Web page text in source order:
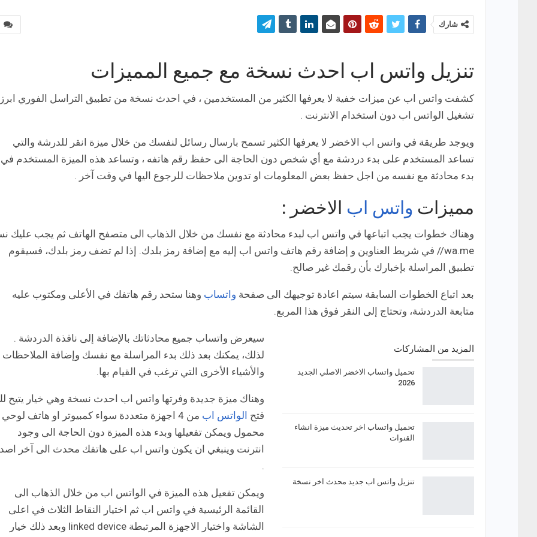
شارك
تنزيل واتس اب احدث نسخة مع جميع المميزات
كشفت واتس اب عن ميزات خفية لا يعرفها الكثير من المستخدمين ، في احدث نسخة من تطبيق التراسل الفوري
تشغيل الواتس اب دون استخدام الانترنت .
ويوجد طريقة في واتس اب الاخضر لا يعرفها الكثير تسمح بارسال رسائل لنفسك من خلال ميزة انقر للدرشة والتي
تساعد المستخدم على بدء دردشة مع أي شخص دون الحاجة الى حفظ رقم هاتفه ، وتساعد هذه الميزة المستخدم في
بدء محادثة مع نفسه من اجل حفظ بعض المعلومات او تدوين ملاحظات للرجوع اليها في وقت آخر .
مميزات واتس اب الاخضر :
وهناك خطوات يجب اتباعها في واتس اب لبدء محادثة مع نفسك من خلال الذهاب الى متصفح الهاتف ثم يجب عليك
wa.me// في شريط العناوين و إضافة رقم هاتف واتس اب إليه مع إضافة رمز بلدك. إذا لم تضف رمز بلدك، فسيقوم
تطبيق المراسلة بإخبارك بأن رقمك غير صالح.
بعد اتباع الخطوات السابقة سيتم اعادة توجيهك الى صفحة واتساب وهنا ستحد رقم هاتفك في الأعلى ومكتوب عليه
متابعة الدردشة، وتحتاج إلى النقر فوق هذا المربع.
المزيد من المشاركات
تحميل واتساب الاخضر الاصلي الجديد
2026
تحميل واتساب اخر تحديث ميزة انشاء
القنوات
تنزيل واتس اب جديد محدث اخر نسخة
سيعرض واتساب جميع محادثاتك بالإضافة إلى نافذة الدردشة .
لذلك، يمكنك بعد ذلك بدء المراسلة مع نفسك وإضافة الملاحظات
والأشياء الأخرى التي ترغب في القيام بها.
وهناك ميزة جديدة وفرتها واتس اب احدث نسخة وهي خيار يتيح
فتح الواتس اب
من 4 اجهزة متعددة سواء كمبيوتر او هاتف لوحي
محمول ويمكن تفعيلها وبدء هذه الميزة دون الحاجة الى وجود
انترنت وينبغي ان يكون واتس اب على هاتفك محدث الى آخر
.
ويمكن تفعيل هذه الميزة في الواتس اب من خلال الذهاب الى
القائمة الرئيسية في واتس اب ثم اختيار النقاط الثلاث في اعلى
الشاشة واختيار الاجهزة المرتبطة linked device وبعد ذلك خيار